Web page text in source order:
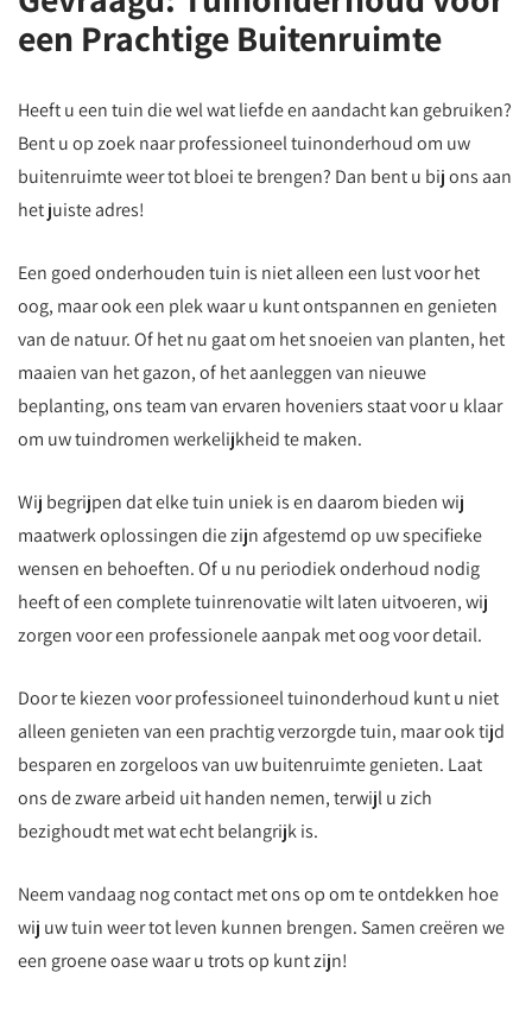
een Prachtige Buitenruimte
Heeft u een tuin die wel wat liefde en aandacht kan gebruiken?
Bent u op zoek naar professioneel tuinonderhoud om uw
buitenruimte weer tot bloei te brengen? Dan bent u bij ons aan
het juiste adres!
Een goed onderhouden tuin is niet alleen een lust voor het
oog, maar ook een plek waar u kunt ontspannen en genieten
van de natuur. Of het nu gaat om het snoeien van planten, het
maaien van het gazon, of het aanleggen van nieuwe
beplanting, ons team van ervaren hoveniers staat voor u klaar
om uw tuindromen werkelijkheid te maken.
Wij begrijpen dat elke tuin uniek is en daarom bieden wij
maatwerk oplossingen die zijn afgestemd op uw specifieke
wensen en behoeften. Of u nu periodiek onderhoud nodig
heeft of een complete tuinrenovatie wilt laten uitvoeren, wij
zorgen voor een professionele aanpak met oog voor detail.
Door te kiezen voor professioneel tuinonderhoud kunt u niet
alleen genieten van een prachtig verzorgde tuin, maar ook tijd
besparen en zorgeloos van uw buitenruimte genieten. Laat
ons de zware arbeid uit handen nemen, terwijl u zich
bezighoudt met wat echt belangrijk is.
Neem vandaag nog contact met ons op om te ontdekken hoe
wij uw tuin weer tot leven kunnen brengen. Samen creëren we
een groene oase waar u trots op kunt zijn!